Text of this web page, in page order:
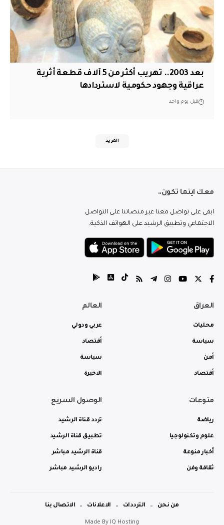
بعد 2003.. تهريب أكثر من 5 آلاف قطعة أثرية
عراقية وجهود حكومية لاستردادها
قبل يوم واحد
المزيد
معك اينما تكون..
ابقى على تواصل معنا عبر منصاتنا على التواصل
الاجتماعي وتطبيق الرشيد على الهواتف الذكية.
العراق
محليات
سياسة
أمن
أقتصاد
العالم
عربي ودولي
أقتصاد
سياسة
الاخيرة
منوعات
رياضة
علوم وتكنولوجيا
أخبار منوعة
ثقافة وفن
الوصول السريع
تردد قناة الرشيد
تطبيق قناة الرشيد
قناة الرشيد مباشر
راديو الرشيد مباشر
Made By IQ Hosting
من نحن الترددات الاعلانات الاتصال بنا